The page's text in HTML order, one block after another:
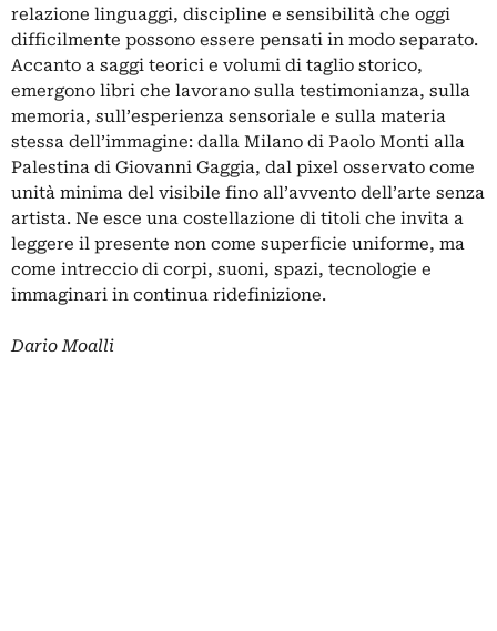
relazione linguaggi, discipline e sensibilità che oggi
difficilmente possono essere pensati in modo separato.
Accanto a saggi teorici e volumi di taglio storico,
emergono libri che lavorano sulla testimonianza, sulla
memoria, sull’esperienza sensoriale e sulla materia
stessa dell’immagine: dalla Milano di Paolo Monti alla
Palestina di Giovanni Gaggia, dal pixel osservato come
unità minima del visibile fino all’avvento dell’arte senza
artista. Ne esce una costellazione di titoli che invita a
leggere il presente non come superficie uniforme, ma
come intreccio di corpi, suoni, spazi, tecnologie e
immaginari in continua ridefinizione.
Dario Moalli